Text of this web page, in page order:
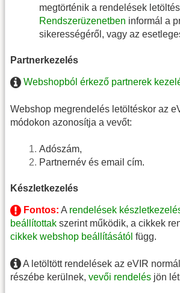
megtörténik a rendelések
Rendszerüzenetben informál a
sikerességéről, vagy az
Partnerkezelés
Webshopból érkező partnerek
Webshop megrendelés letöltéskor az
módokon azonosítja a vevőt:
Adószám,
Partnernév és email cím.
Készletkezelés
Fontos: A rendelések
beállítottak szerint működik, a cikkek
cikkek webshop beállításától függ.
A letöltött rendelések az eVIR
részébe kerülnek, vevői rendelés jön